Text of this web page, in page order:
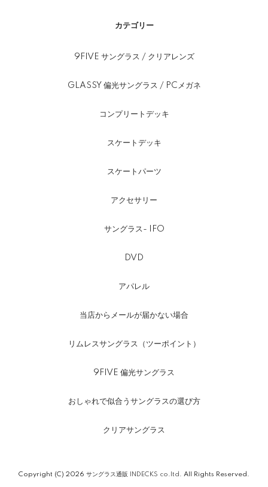
カテゴリー
9FIVE サングラス / クリアレンズ
GLASSY 偏光サングラス / PCメガネ
コンプリートデッキ
スケートデッキ
スケートパーツ
アクセサリー
サングラス- IFO
DVD
アパレル
当店からメールが届かない場合
リムレスサングラス（ツーポイント）
9FIVE 偏光サングラス
おしゃれで似合うサングラスの選び方
クリアサングラス
Copyright (C) 2026 サングラス通販 INDECKS co.ltd. All Rights Reserved.